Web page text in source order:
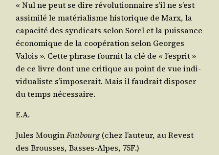
« Nul ne peut se dire révo­lu­tion­naire s’il ne s’est
assi­mi­lé le maté­ria­lisme his­to­rique de Marx, la
capa­ci­té des syn­di­cats selon Sorel et la puis­sance
éco­no­mique de la coopé­ra­tion selon Georges
Valois ». Cette phrase four­nit la clé de « l’es­prit »
de ce livre dont une cri­tique au point de vue indi­
vi­dua­liste s’im­po­se­rait. Mais il fau­drait dis­po­ser
du temps nécessaire.
E.A.
Jules Mou­ginFau­bourg(chez l’au­teur, au Revest
des Brousses, Basses-Alpes, 75F.)